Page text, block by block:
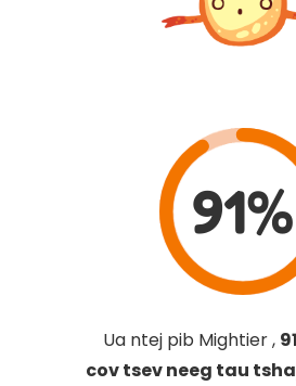
91%
Ua ntej pib Mightier ,
cov tsev neeg tau